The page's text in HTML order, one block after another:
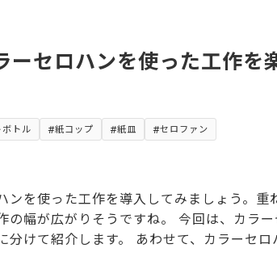
ーセロハンを使った工作を
ボトル 紙コップ 紙皿 セロファン
ンを使った工作を導入してみましょう。
の幅が広がりそうですね。 今回は、カラ
分けて紹介します。 あわせて、カラーセロ